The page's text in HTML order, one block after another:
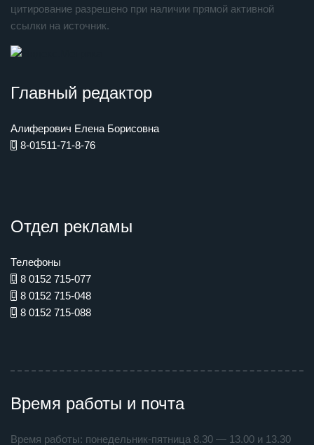
цитирование разрешено при наличии прямой активной
ссылки на источник.
Главный редактор
Алиферович Елена Борисовна
8-01511-71-8-76
Отдел рекламы
Телефоны
8 0152 715-077
8 0152 715-048
8 0152 715-088
Время работы и почта
Время работы: понедельник-пятница 8.30 — 13.00 и 13.30